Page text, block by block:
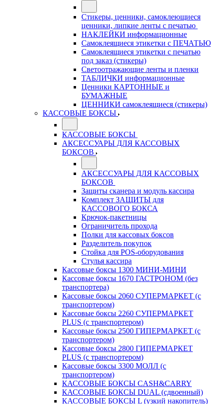
Стикеры, ценники, самоклеющиеся
ценники, липкие ленты с печатью
НАКЛЕЙКИ информационные
Самоклеящиеся этикетки с ПЕЧАТЬЮ
Самоклеящиеся этикетки с печатью
под заказ (стикеры)
Светоотражающие ленты и пленки
ТАБЛИЧКИ информационные
Ценники КАРТОННЫЕ и
БУМАЖНЫЕ
ЦЕННИКИ самоклеящиеся (стикеры)
КАССОВЫЕ БОКСЫ
КАССОВЫЕ БОКСЫ
АКСЕССУАРЫ ДЛЯ КАССОВЫХ
БОКСОВ
АКСЕССУАРЫ ДЛЯ КАССОВЫХ
БОКСОВ
Защиты сканера и модуль кассира
Комплект ЗАЩИТЫ для
КАССОВОГО БОКСА
Крючок-пакетницы
Ограничитель прохода
Полки для кассовых боксов
Разделитель покупок
Стойка для POS-оборудования
Стулья кассира
Кассовые боксы 1300 МИНИ-МИНИ
Кассовые боксы 1670 ГАСТРОНОМ (без
транспортера)
Кассовые боксы 2060 СУПЕРМАРКЕТ (с
транспортером)
Кассовые боксы 2260 СУПЕРМАРКЕТ
PLUS (с транспортером)
Кассовые боксы 2500 ГИПЕРМАРКЕТ (с
транспортером)
Кассовые боксы 2800 ГИПЕРМАРКЕТ
PLUS (с транспортером)
Кассовые боксы 3300 МОЛЛ (с
транспортером)
КАССОВЫЕ БОКСЫ CASH&CARRY
КАССОВЫЕ БОКСЫ DUAL (сдвоенный)
КАССОВЫЕ БОКСЫ L (узкий накопитель)